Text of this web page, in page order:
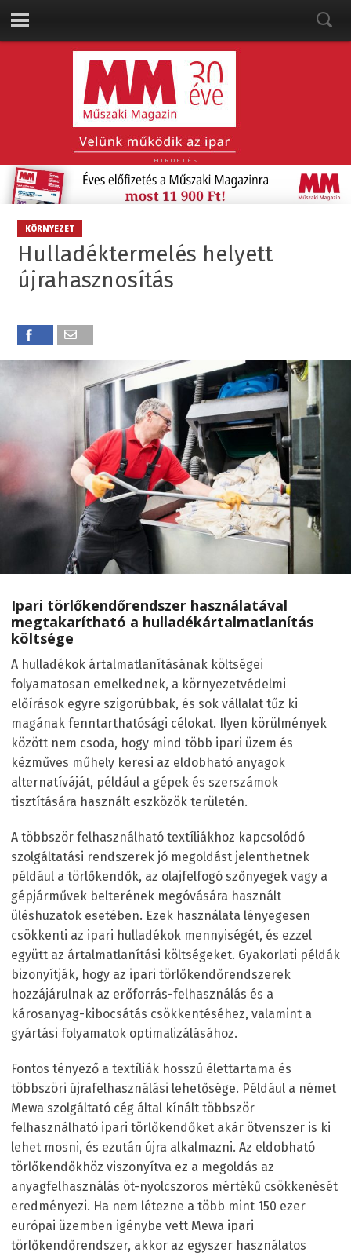
HIRDETÉS
KÖRNYEZET
Hulladéktermelés helyett
újrahasznosítás
Ipari törlőkendőrendszer használatával
megtakarítható a hulladékártalmatlanítás
költsége
A hulladékok ártalmatlanításának költségei
folyamatosan emelkednek, a környezetvédelmi
előírások egyre szigorúbbak, és sok vállalat tűz ki
magának fenntarthatósági célokat. Ilyen körülmények
között nem csoda, hogy mind több ipari üzem és
kézműves műhely keresi az eldobható anyagok
alternatíváját, például a gépek és szerszámok
tisztítására használt eszközök területén.
A többször felhasználható textíliákhoz kapcsolódó
szolgáltatási rendszerek jó megoldást jelenthetnek
például a törlőkendők, az olajfelfogó szőnyegek vagy a
gépjárművek belterének megóvására használt
üléshuzatok esetében. Ezek használata lényegesen
csökkenti az ipari hulladékok mennyiségét, és ezzel
együtt az ártalmatlanítási költségeket. Gyakorlati példák
bizonyítják, hogy az ipari törlőkendőrendszerek
hozzájárulnak az erőforrás-felhasználás és a
károsanyag-kibocsátás csökkentéséhez, valamint a
gyártási folyamatok optimalizálásához.
Fontos tényező a textíliák hosszú élettartama és
többszöri újrafelhasználási lehetősége. Például a német
Mewa szolgáltató cég által kínált többször
felhasználható ipari törlőkendőket akár ötvenszer is ki
lehet mosni, és ezután újra alkalmazni. Az eldobható
törlőkendőkhöz viszonyítva ez a megoldás az
anyagfelhasználás öt-nyolcszoros mértékű csökkenését
eredményezi. Ha nem létezne a több mint 150 ezer
európai üzemben igénybe vett Mewa ipari
törlőkendőrendszer, akkor az egyszer használatos